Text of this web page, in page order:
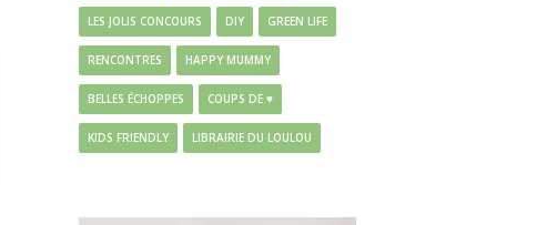
LES JOLIS CONCOURS DIY GREEN LIFE
RENCONTRES HAPPY MUMMY
BELLES ÉCHOPPES COUPS DE ♥
KIDS FRIENDLY LIBRAIRIE DU LOULOU